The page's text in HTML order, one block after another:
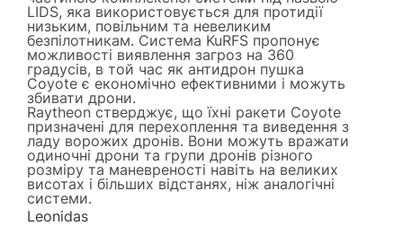
LIDS, яка використовується для протидії
низьким, повільним та невеликим
безпілотникам. Система KuRFS пропонує
можливості виявлення загроз на 360
градусів, в той час як антидрон пушка
Coyote є економічно ефективними і можуть
збивати дрони.
Raytheon стверджує, що їхні ракети Coyote
призначені для перехоплення та виведення з
ладу ворожих дронів. Вони можуть вражати
одиночні дрони та групи дронів різного
розміру та маневреності навіть на великих
висотах і більших відстанях, ніж аналогічні
системи.
Leonidas